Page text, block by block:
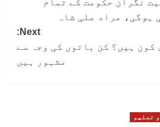
نگران حکومت کے تمام
ہوگی، مراد علی شاہ
Next:
کون ہیں؟ کن باتوں کی وجہ سے
مشہور ہیں
تعلیم